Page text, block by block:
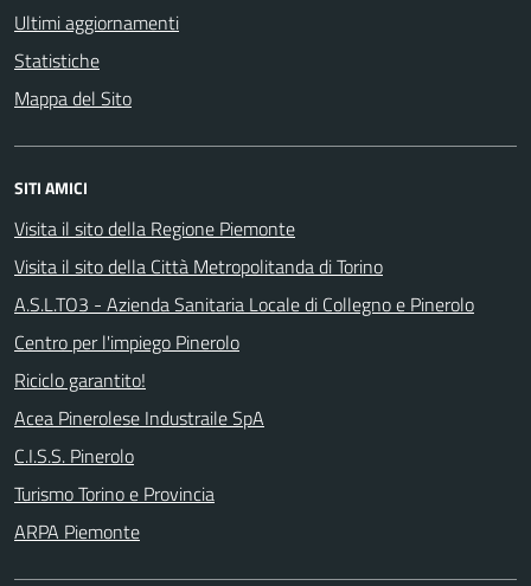
Ultimi aggiornamenti
Statistiche
Mappa del Sito
SITI AMICI
Visita il sito della Regione Piemonte
Visita il sito della Città Metropolitanda di Torino
A.S.L.TO3 - Azienda Sanitaria Locale di Collegno e Pinerolo
Centro per l'impiego Pinerolo
Riciclo garantito!
Acea Pinerolese Industraile SpA
C.I.S.S. Pinerolo
Turismo Torino e Provincia
ARPA Piemonte